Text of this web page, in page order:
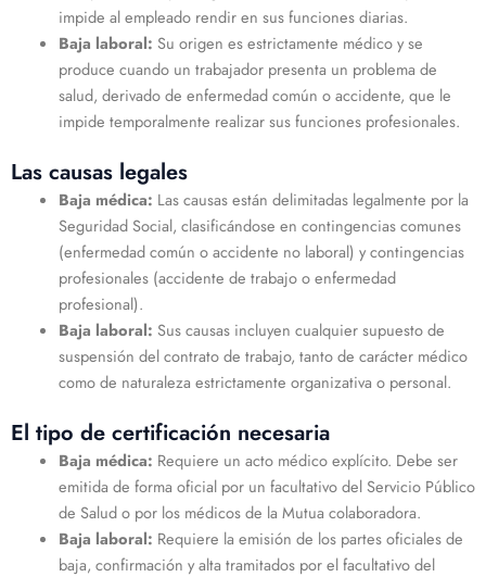
impide al empleado rendir en sus funciones diarias.
Baja laboral: Su origen es estrictamente médico y se
produce cuando un trabajador presenta un problema de
salud, derivado de enfermedad común o accidente, que le
impide temporalmente realizar sus funciones profesionales.
Las causas legales
Baja médica: Las causas están delimitadas legalmente por la
Seguridad Social, clasificándose en contingencias comunes
(enfermedad común o accidente no laboral) y contingencias
profesionales (accidente de trabajo o enfermedad
profesional).
Baja laboral: Sus causas incluyen cualquier supuesto de
suspensión del contrato de trabajo, tanto de carácter médico
como de naturaleza estrictamente organizativa o personal.
El tipo de certificación necesaria
Baja médica: Requiere un acto médico explícito. Debe ser
emitida de forma oficial por un facultativo del Servicio Público
de Salud o por los médicos de la Mutua colaboradora.
Baja laboral: Requiere la emisión de los partes oficiales de
baja, confirmación y alta tramitados por el facultativo del